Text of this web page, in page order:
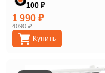
100 ₽
1 990 ₽
4090 ₽
Купить